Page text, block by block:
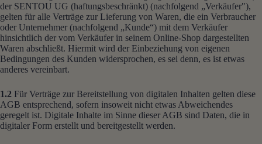
der SENTOU UG (haftungsbeschränkt) (nachfolgend „Verkäufer"),
gelten für alle Verträge zur Lieferung von Waren, die ein Verbraucher
oder Unternehmer (nachfolgend „Kunde“) mit dem Verkäufer
hinsichtlich der vom Verkäufer in seinem Online-Shop dargestellten
Waren abschließt. Hiermit wird der Einbeziehung von eigenen
Bedingungen des Kunden widersprochen, es sei denn, es ist etwas
anderes vereinbart.
1.2 Für Verträge zur Bereitstellung von digitalen Inhalten gelten diese
AGB entsprechend, sofern insoweit nicht etwas Abweichendes
geregelt ist. Digitale Inhalte im Sinne dieser AGB sind Daten, die in
digitaler Form erstellt und bereitgestellt werden.